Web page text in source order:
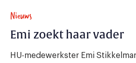
Nieuws
Emi zoekt haar vader
HU-medewerkster Emi